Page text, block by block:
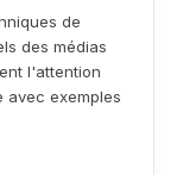
de
des médias
l'attention
avec exemples